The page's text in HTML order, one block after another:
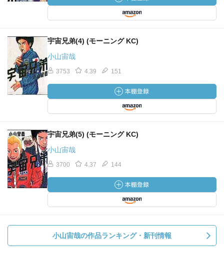
宇宙兄弟(4) (モーニング KC)
小山宙哉
3753 4.39 151
宇宙兄弟(5) (モーニング KC)
小山宙哉
3700 4.37 144
小山宙哉の作品ランキング・新刊情報